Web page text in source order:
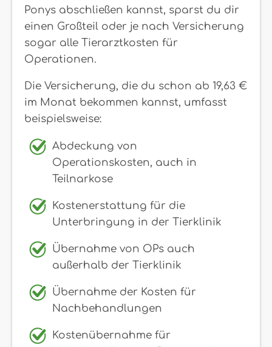
Ponys abschließen kannst, sparst du dir
einen Großteil oder je nach Versicherung
sogar alle Tierarztkosten für
Operationen.
Die Versicherung, die du schon ab 19,63 €
im Monat bekommen kannst, umfasst
beispielsweise:
Abdeckung von
Operationskosten, auch in
Teilnarkose
Kostenerstattung für die
Unterbringung in der Tierklinik
Übernahme von OPs auch
außerhalb der Tierklinik
Übernahme der Kosten für
Nachbehandlungen
Kostenübernahme für